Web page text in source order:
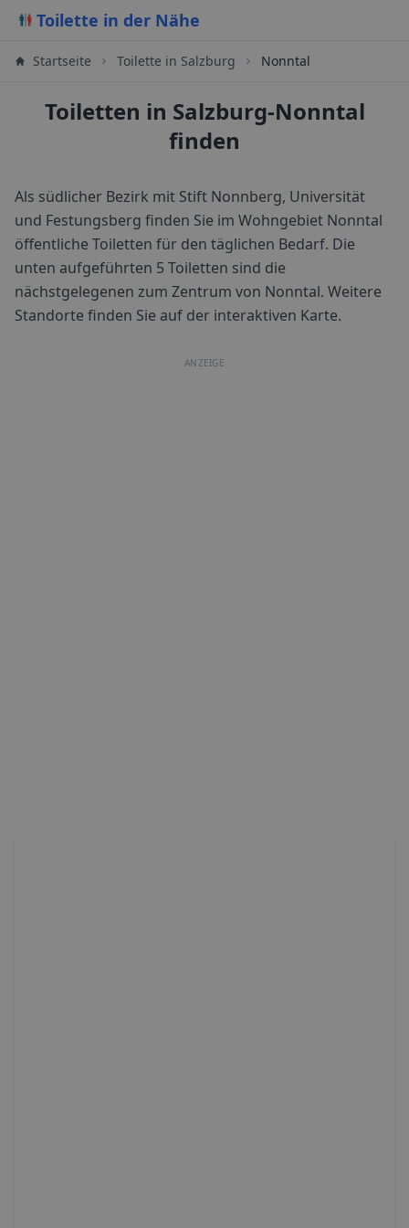
Toilette in der Nähe
Startseite Toilette in Salzburg Nonntal
Toiletten in Salzburg-Nonntal
finden
Als südlicher Bezirk mit Stift Nonnberg, Universität
und Festungsberg finden Sie im Wohngebiet Nonntal
öffentliche Toiletten für den täglichen Bedarf. Die
unten aufgeführten 5 Toiletten sind die
nächstgelegenen zum Zentrum von Nonntal. Weitere
Standorte finden Sie auf der interaktiven Karte.
ANZEIGE